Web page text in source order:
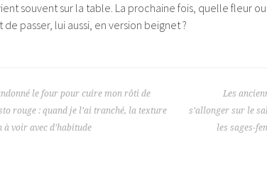
souvent sur la table. La prochaine fois, quelle fleur
passer, lui aussi, en version beignet ?
le four pour cuire mon rôti de
rouge : quand je l’ai tranché, la texture
à voir avec d’habitude
Les
s’allonger sur le
les sages-